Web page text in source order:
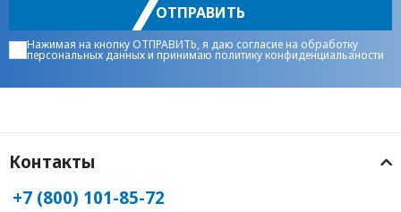
ОТПРАВИТЬ
Нажимая на кнопку ОТПРАВИТЬ, я даю согласие на обработку
персональных данныхи принимаюполитику конфиденциальаности
Контакты
+7 (800) 101-85-72